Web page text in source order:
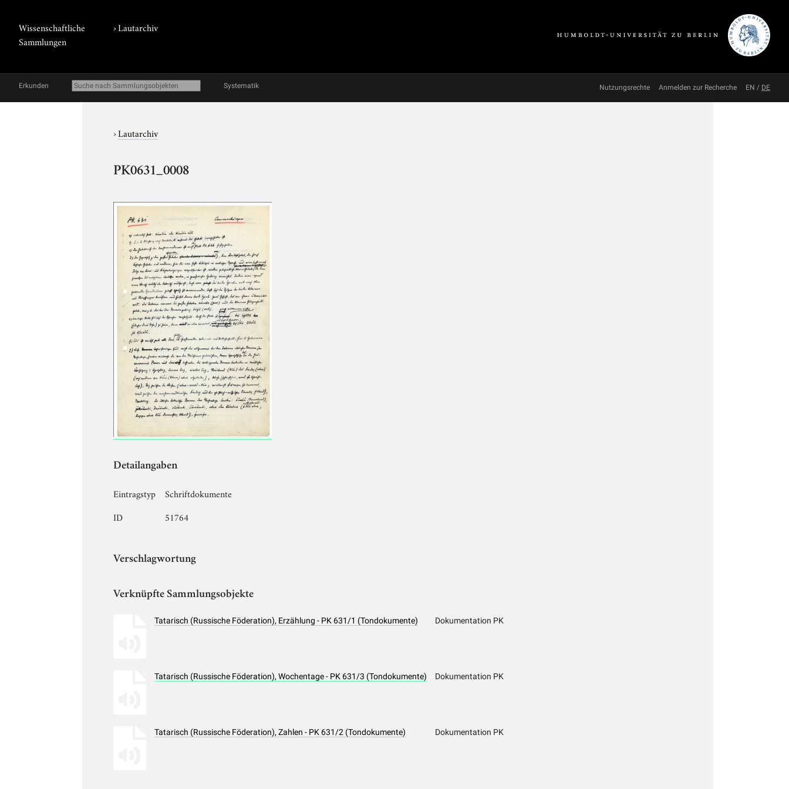
Wissenschaftliche
Sammlungen
›Lautarchiv
Erkunden Systematik Nutzungsrechte Anmelden zur Recherche EN / DE
›Lautarchiv
PK0631_0008
Detailangaben
Eintragstyp
Schriftdokumente
ID
51764
Verschlagwortung
Verknüpfte Sammlungsobjekte
Tatarisch (Russische Föderation), Erzählung - PK 631/1 (Tondokumente) Dokumentation PK
Tatarisch (Russische Föderation), Wochentage - PK 631/3 (Tondokumente) Dokumentation PK
Tatarisch (Russische Föderation), Zahlen - PK 631/2 (Tondokumente) Dokumentation PK